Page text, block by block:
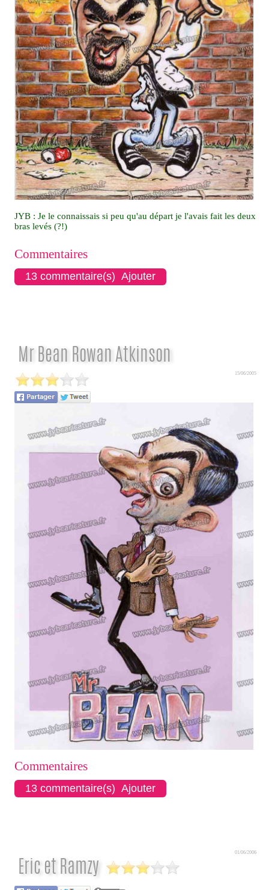
JYB : Je le connaissais si peu qu'au départ je l'avais fait les deux
bras levés (?!)
Commentaires
13 commentaire(s) Ajouter
Mr Bean Rowan Atkinson
15/06/2005
Commentaires
13 commentaire(s) Ajouter
Eric et Ramzy
01/06/2006